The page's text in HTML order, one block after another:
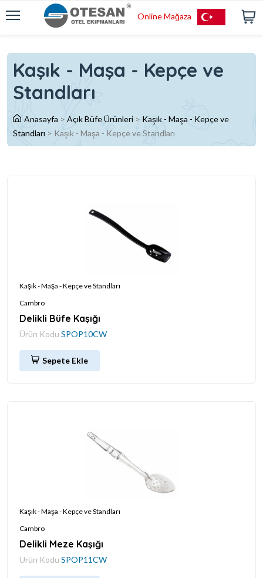
Online Mağaza
Kaşık - Maşa - Kepçe ve
Standları
Anasayfa > Açık Büfe Ürünleri > Kaşık - Maşa - Kepçe ve
Standları > Kaşık - Maşa - Kepçe ve Standları
Kaşık - Maşa - Kepçe ve Standları
Cambro
Delikli Büfe Kaşığı
Ürün Kodu SPOP10CW
Sepete Ekle
Kaşık - Maşa - Kepçe ve Standları
Cambro
Delikli Meze Kaşığı
Ürün Kodu SPOP11CW